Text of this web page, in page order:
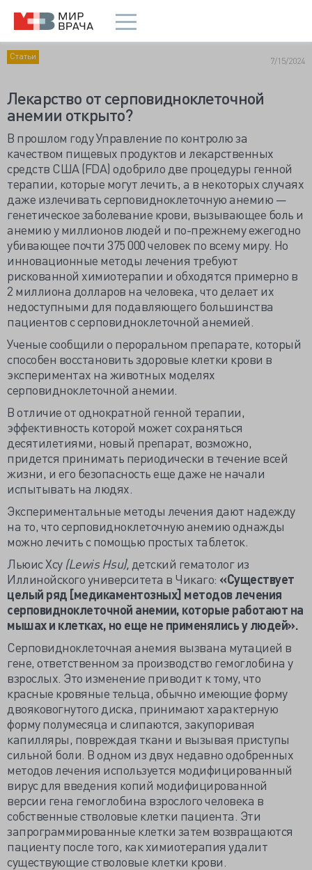
Статьи 7/15/2024
Лекарство от серповидноклеточной
анемии открыто?
В прошлом году Управление по контролю за
качеством пищевых продуктов и лекарственных
средств США (FDA) одобрило две процедуры генной
терапии, которые могут лечить, а в некоторых случаях
даже излечивать серповидноклеточную анемию —
генетическое заболевание крови, вызывающее боль и
анемию у миллионов людей и по-прежнему ежегодно
убивающее почти 375 000 человек по всему миру. Но
инновационные методы лечения требуют
рискованной химиотерапии и обходятся примерно в
2 миллиона долларов на человека, что делает их
недоступными для подавляющего большинства
пациентов с серповидноклеточной анемией.
Ученые сообщили о пероральном препарате, который
способен восстановить здоровые клетки крови в
экспериментах на животных моделях
серповидноклеточной анемии.
В отличие от однократной генной терапии,
эффективность которой может сохраняться
десятилетиями, новый препарат, возможно,
придется принимать периодически в течение всей
жизни, и его безопасность еще даже не начали
испытывать на людях.
Экспериментальные методы лечения дают надежду
на то, что серповидноклеточную анемию однажды
можно лечить с помощью простых таблеток.
Льюис Хсу (Lewis Hsu), детский гематолог из
Иллинойского университета в Чикаго: «Существует
целый ряд [медикаментозных] методов лечения
серповидноклеточной анемии, которые работают на
мышах и клетках, но еще не применялись у людей».
Серповидноклеточная анемия вызвана мутацией в
гене, ответственном за производство гемоглобина у
взрослых. Это изменение приводит к тому, что
красные кровяные тельца, обычно имеющие форму
двояковогнутого диска, принимают характерную
форму полумесяца и слипаются, закупоривая
капилляры, повреждая ткани и вызывая приступы
сильной боли. В одном из двух недавно одобренных
методов лечения используется модифицированный
вирус для введения копий модифицированной
версии гена гемоглобина взрослого человека в
собственные стволовые клетки пациента. Эти
запрограммированные клетки затем возвращаются
пациенту после того, как химиотерапия удалит
существующие стволовые клетки крови.